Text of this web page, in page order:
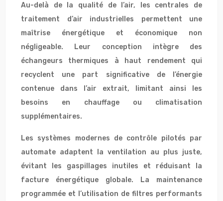
Au-delà de la qualité de l’air, les centrales de
traitement d’air industrielles permettent une
maîtrise énergétique et économique non
négligeable. Leur conception intègre des
échangeurs thermiques à haut rendement qui
recyclent une part significative de l’énergie
contenue dans l’air extrait, limitant ainsi les
besoins en chauffage ou climatisation
supplémentaires.
Les systèmes modernes de contrôle pilotés par
automate adaptent la ventilation au plus juste,
évitant les gaspillages inutiles et réduisant la
facture énergétique globale. La maintenance
programmée et l’utilisation de filtres performants